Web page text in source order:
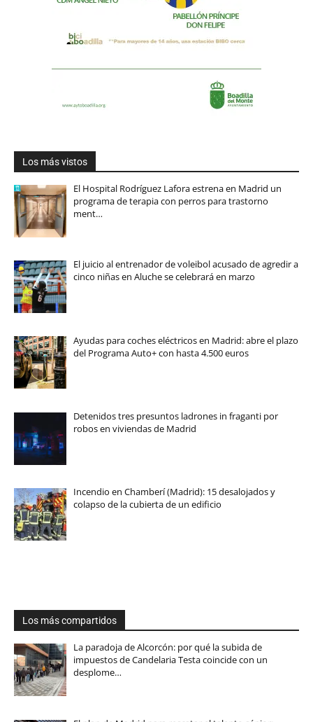
Los más vistos
El Hospital Rodríguez Lafora estrena en Madrid un
programa de terapia con perros para trastorno
ment…
El juicio al entrenador de voleibol acusado de agredir a
cinco niñas en Aluche se celebrará en marzo
Ayudas para coches eléctricos en Madrid: abre el plazo
del Programa Auto+ con hasta 4.500 euros
Detenidos tres presuntos ladrones in fraganti por
robos en viviendas de Madrid
Incendio en Chamberí (Madrid): 15 desalojados y
colapso de la cubierta de un edificio
Los más compartidos
La paradoja de Alcorcón: por qué la subida de
impuestos de Candelaria Testa coincide con un
desplome…